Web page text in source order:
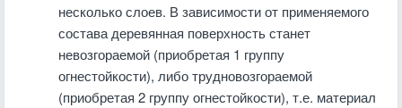
несколько слоев. В зависимости от применяемого
состава деревянная поверхность станет
невозгораемой (приобретая 1 группу
огнестойкости), либо трудновозгораемой
(приобретая 2 группу огнестойкости), т.е. материал